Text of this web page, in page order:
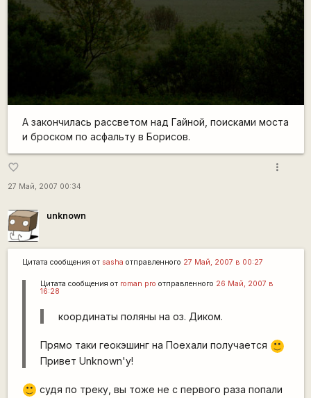
А закончилась рассветом над Гайной, поисками моста
и броском по асфальту в Борисов.
favorite_border
27 Май, 2007 00:34
more_vert
unknown
Цитата сообщения от sasha отправленного 27 Май, 2007 в 00:27
Цитата сообщения от roman pro отправленного 26 Май, 2007 в
16:28
координаты поляны на оз. Диком.
Прямо таки геокэшинг на Поехали получается
:)
Привет Unknown'у!
:)
судя по треку, вы тоже не с первого раза попали